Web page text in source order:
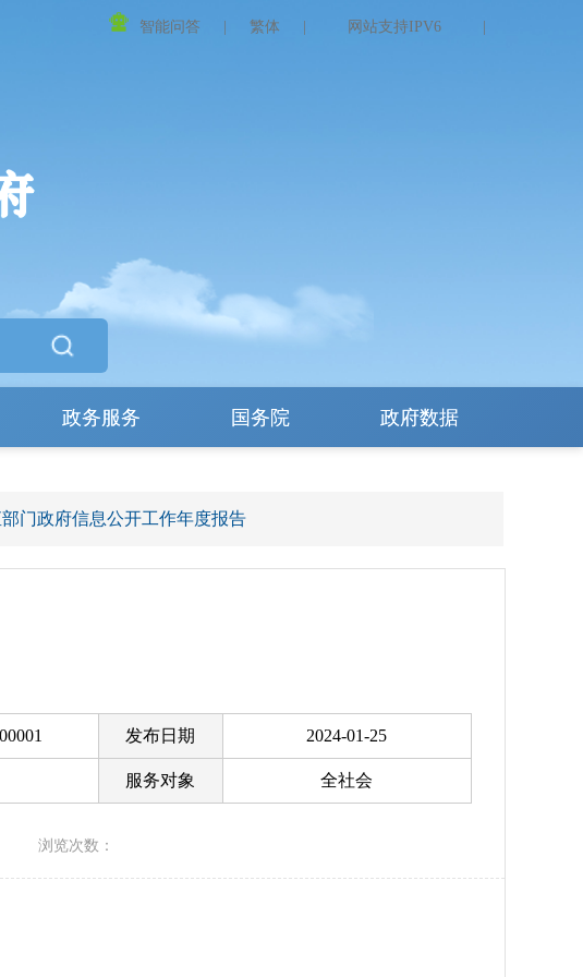
智能问答 繁体 网站支持IPV6
政务服务 国务院 政府数据
部门政府信息公开工作年度报告
发布日期 2024-01-25
服务对象 全社会
浏览次数：